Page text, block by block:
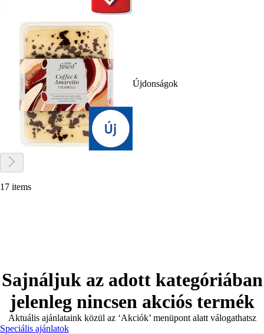
Újdonságok
17 items
Sajnáljuk az adott kategóriában
jelenleg nincsen akciós termék
Aktuális ajánlataink közül az ‘Akciók’ menüpont alatt válogathatsz
Speciális ajánlatok